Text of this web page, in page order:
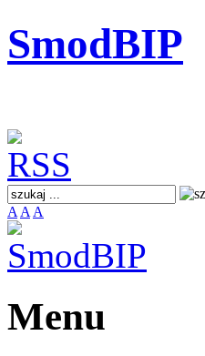
SmodBIP
A A A
Menu